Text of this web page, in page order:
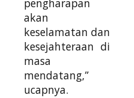
akan
keselamatan dan
kesejahteraan di
masa
mendatang,”
ucapnya.